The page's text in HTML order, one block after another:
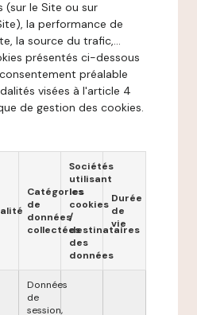
(sur le Site ou sur
la performance de
la source du trafic,...
présentés ci-dessous
préalable
visées à l'article 4
de gestion des cookies.
Catégories
de
données
collectées
Sociétés
utilisant
les
cookies
/
destinataires
des
données
Durée
de
vie
Données
de
session,